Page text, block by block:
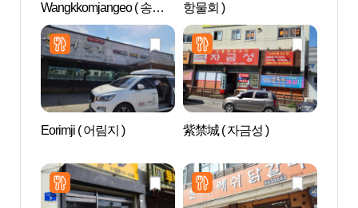
Wangkkomjangeo ( 송여
사숯불왕꼼장어 )
항물회 )
Eorimji ( 어림지 ) 紫禁城 ( 자금성 )